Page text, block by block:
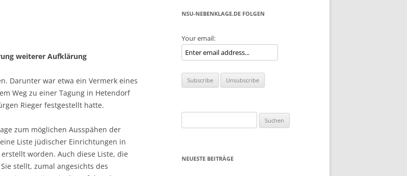
weiterer Aufklärung
Darunter war etwa ein Vermerk eines
Weg zu einer Tagung in Hetendorf
Rieger festgestellt hatte.
zum möglichen Ausspähen der
Liste jüdischer Einrichtungen in
worden. Auch diese Liste, die
stellt, zumal angesichts des
NSU-NEBENKLAGE.DE FOLGEN
Your email:
nach:
NEUESTE BEITRÄGE